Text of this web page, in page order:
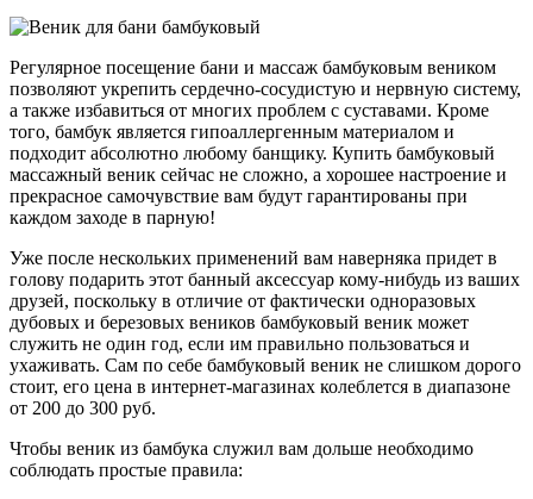
Регулярное посещение бани и массаж бамбуковым веником
позволяют укрепить сердечно-сосудистую и нервную систему,
а также избавиться от многих проблем с суставами. Кроме
того, бамбук является гипоаллергенным материалом и
подходит абсолютно любому банщику. Купить бамбуковый
массажный веник сейчас не сложно, а хорошее настроение и
прекрасное самочувствие вам будут гарантированы при
каждом заходе в парную!
Уже после нескольких применений вам наверняка придет в
голову подарить этот банный аксессуар кому-нибудь из ваших
друзей, поскольку в отличие от фактически одноразовых
дубовых и березовых веников бамбуковый веник может
служить не один год, если им правильно пользоваться и
ухаживать. Сам по себе бамбуковый веник не слишком дорого
стоит, его цена в интернет-магазинах колеблется в диапазоне
от 200 до 300 руб.
Чтобы веник из бамбука служил вам дольше необходимо
соблюдать простые правила: